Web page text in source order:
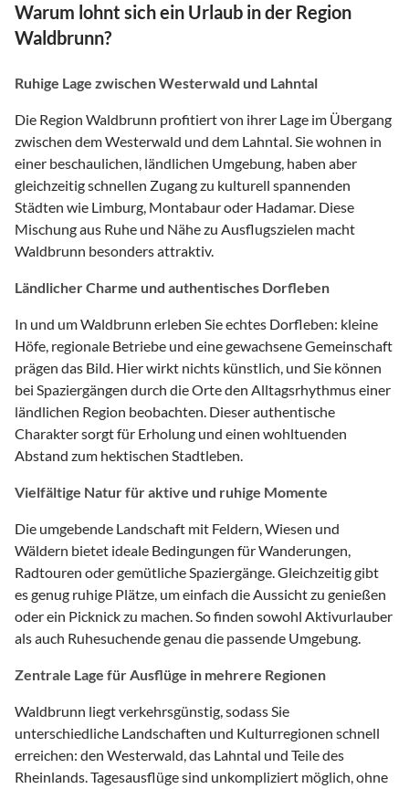
Warum lohnt sich ein Urlaub in der Region
Waldbrunn?
Ruhige Lage zwischen Westerwald und Lahntal
Die Region Waldbrunn profitiert von ihrer Lage im Übergang
zwischen dem Westerwald und dem Lahntal. Sie wohnen in
einer beschaulichen, ländlichen Umgebung, haben aber
gleichzeitig schnellen Zugang zu kulturell spannenden
Städten wie Limburg, Montabaur oder Hadamar. Diese
Mischung aus Ruhe und Nähe zu Ausflugszielen macht
Waldbrunn besonders attraktiv.
Ländlicher Charme und authentisches Dorfleben
In und um Waldbrunn erleben Sie echtes Dorfleben: kleine
Höfe, regionale Betriebe und eine gewachsene Gemeinschaft
prägen das Bild. Hier wirkt nichts künstlich, und Sie können
bei Spaziergängen durch die Orte den Alltagsrhythmus einer
ländlichen Region beobachten. Dieser authentische
Charakter sorgt für Erholung und einen wohltuenden
Abstand zum hektischen Stadtleben.
Vielfältige Natur für aktive und ruhige Momente
Die umgebende Landschaft mit Feldern, Wiesen und
Wäldern bietet ideale Bedingungen für Wanderungen,
Radtouren oder gemütliche Spaziergänge. Gleichzeitig gibt
es genug ruhige Plätze, um einfach die Aussicht zu genießen
oder ein Picknick zu machen. So finden sowohl Aktivurlauber
als auch Ruhesuchende genau die passende Umgebung.
Zentrale Lage für Ausflüge in mehrere Regionen
Waldbrunn liegt verkehrsgünstig, sodass Sie
unterschiedliche Landschaften und Kulturregionen schnell
erreichen: den Westerwald, das Lahntal und Teile des
Rheinlands. Tagesausflüge sind unkompliziert möglich, ohne